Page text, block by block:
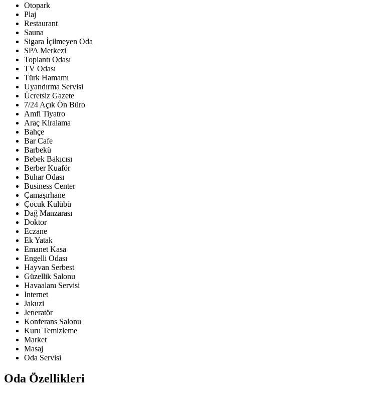
Otopark
Plaj
Restaurant
Sauna
Sigara İçilmeyen Oda
SPA Merkezi
Toplantı Odası
TV Odası
Türk Hamamı
Uyandırma Servisi
Ücretsiz Gazete
7/24 Açık Ön Büro
Amfi Tiyatro
Araç Kiralama
Bahçe
Bar Cafe
Barbekü
Bebek Bakıcısı
Berber Kuaför
Buhar Odası
Business Center
Çamaşırhane
Çocuk Kulübü
Dağ Manzarası
Doktor
Eczane
Ek Yatak
Emanet Kasa
Engelli Odası
Hayvan Serbest
Güzellik Salonu
Havaalanı Servisi
Internet
Jakuzi
Jeneratör
Konferans Salonu
Kuru Temizleme
Market
Masaj
Oda Servisi
Oda Özellikleri